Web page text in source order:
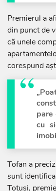
Premierul a
din punct de
că unele
corespund
pare
cu
Tofan a
sunt
Totuși,